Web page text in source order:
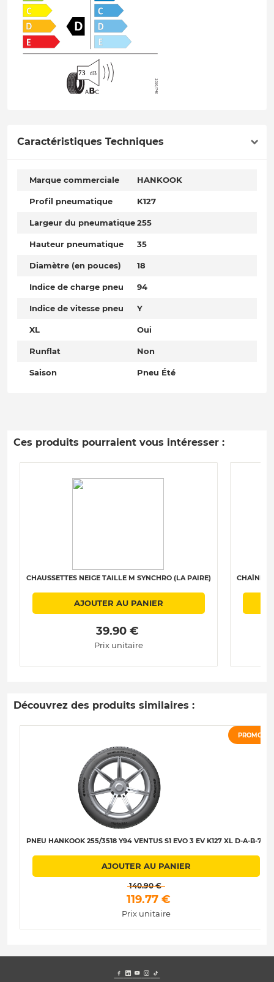
Caractéristiques Techniques
Marque commerciale HANKOOK
Profil pneumatique K127
Largeur du pneumatique255
Hauteur pneumatique 35
Diamètre (en pouces) 18
Indice de charge pneu 94
Indice de vitesse pneu Y
XL Oui
Runflat Non
Saison Pneu Été
Ces produits pourraient vous intéresser :
CHAUSSETTES NEIGE TAILLE M SYNCHRO (LA PAIRE)
AJOUTER AU PANIER
39.90 €
Prix unitaire
CHAÎNES
Découvrez des produits similaires :
PROMO
PNEU HANKOOK 255/3518 Y94 VENTUS S1 EVO 3 EV K127 XL D-A-B-73
AJOUTER AU PANIER
140.90 €
119.77 €
Prix unitaire